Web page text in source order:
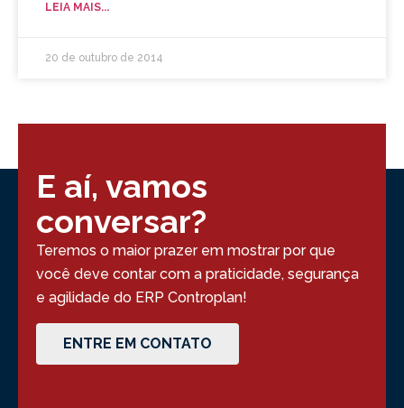
LEIA MAIS...
20 de outubro de 2014
E aí, vamos
conversar?
Teremos o maior prazer em mostrar por que
você deve contar com a praticidade, segurança
e agilidade do ERP Controplan!
ENTRE EM CONTATO